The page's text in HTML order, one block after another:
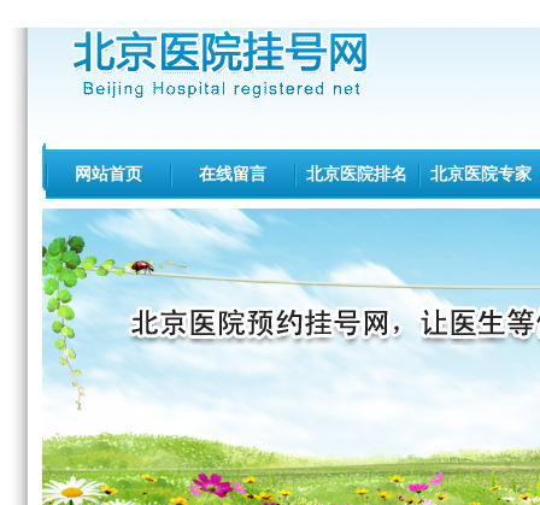
网站首页 在线留言 北京医院排名 北京医院专家
北医三院[专家介绍][出诊查询]